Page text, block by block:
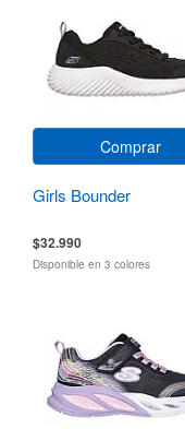
Comprar
Girls Bounder
$32.990
Disponible en 3 colores